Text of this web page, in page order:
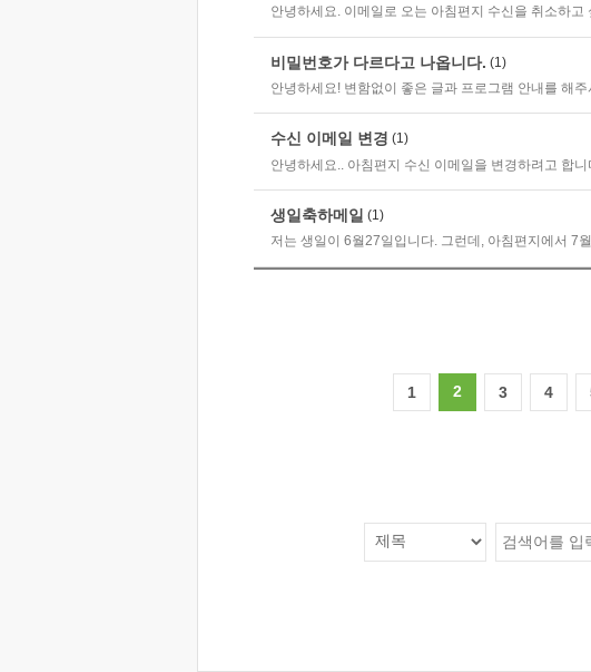
안녕하세요. 이메일로 오는 아침편지 수신을 취소하고
비밀번호가 다르다고 나옵니다. (1)
안녕하세요! 변함없이 좋은 글과 프로그램 안내를 해
수신 이메일 변경 (1)
안녕하세요.. 아침편지 수신 이메일을 변경하려고 합
생일축하메일 (1)
저는 생일이 6월27일입니다. 그런데, 아침편지에서 7
1 2 3 4